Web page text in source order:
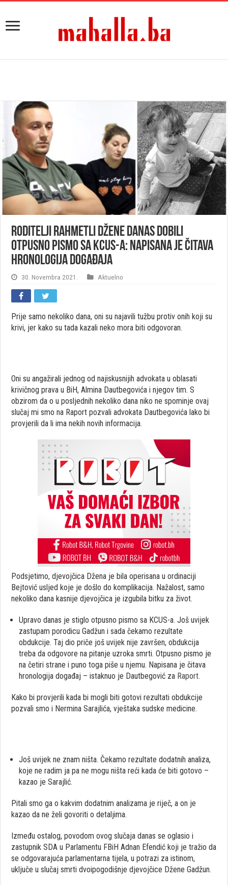
Roditelji rahmetli Džene danas dobili
otpusno pismo sa KCUS-a: Napisana je čitava
hronologija događaja
30. Novembra 2021. Aktuelno
Prije samo nekoliko dana, oni su najavili tužbu protiv onih koji su
krivi, jer kako su tada kazali neko mora biti odgovoran.
Oni su angažirali jednog od najiskusnijih advokata u oblasati
krivičnog prava u BiH, Almina Dautbegovića i njegov tim. S
obzirom da o u posljednih nekoliko dana niko ne spominje ovaj
slučaj mi smo na Raport pozvali advokata Dautbegovića lako bi
provjerili da li ima nekih novih informacija.
Podsjetimo, djevojčica Džena je bila operisana u ordinaciji
Bejtović usljed koje je došlo do komplikacija. Nažalost, samo
nekoliko dana kasnije djevojčica je izgubila bitku za život.
Upravo danas je stiglo otpusno pismo sa KCUS-a. Još uvijek
zastupam porodicu Gadžun i sada čekamo rezultate
obdukcije. Taj dio priče još uvijek nije završen, obdukcija
treba da odgovore na pitanje uzroka smrti. Otpusno pismo je
na četiri strane i puno toga piše u njemu. Napisana je čitava
hronologija događaj – istaknuo je Dautbegović za Raport.
Kako bi provjerili kada bi mogli biti gotovi rezultati obdukcije
pozvali smo i Nermina Sarajlića, vještaka sudske medicine.
Još uvijek ne znam ništa. Čekamo rezultate dodatnih analiza,
koje ne radim ja pa ne mogu ništa reći kada će biti gotovo –
kazao je Sarajlić.
Pitali smo ga o kakvim dodatnim analizama je riječ, a on je
kazao da ne želi govoriti o detaljima.
Između ostalog, povodom ovog slučaja danas se oglasio i
zastupnik SDA u Parlamentu FBiH Adnan Efendić koji je tražio da
se odgovarajuća parlamentarna tijela, u potrazi za istinom,
uključe u slučaj smrti dvoipogodišnje djevojčice Džene Gadžun.